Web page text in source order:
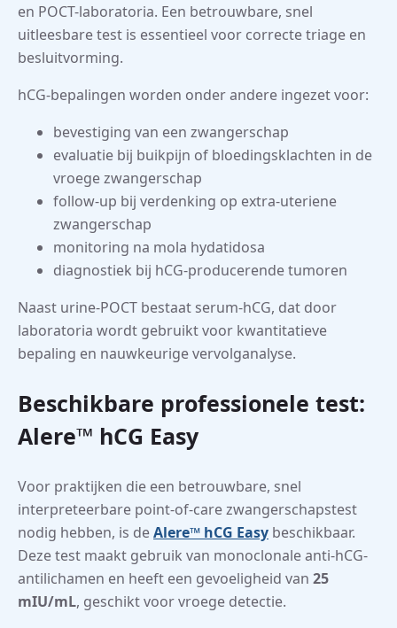
en POCT-laboratoria. Een betrouwbare, snel
uitleesbare test is essentieel voor correcte triage en
besluitvorming.
hCG-bepalingen worden onder andere ingezet voor:
bevestiging van een zwangerschap
evaluatie bij buikpijn of bloedingsklachten in de
vroege zwangerschap
follow-up bij verdenking op extra-uteriene
zwangerschap
monitoring na mola hydatidosa
diagnostiek bij hCG-producerende tumoren
Naast urine-POCT bestaat serum-hCG, dat door
laboratoria wordt gebruikt voor kwantitatieve
bepaling en nauwkeurige vervolganalyse.
Beschikbare professionele test:
Alere™ hCG Easy
Voor praktijken die een betrouwbare, snel
interpreteerbare point-of-care zwangerschapstest
nodig hebben, is deAlere™ hCG Easy beschikbaar.
Deze test maakt gebruik van monoclonale anti-hCG-
antilichamen en heeft een gevoeligheid van 25
mIU/mL, geschikt voor vroege detectie.